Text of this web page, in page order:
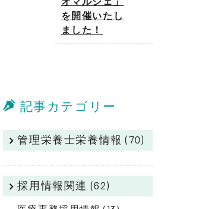
を開催いたし
ました！
記事カテゴリー
管理栄養士栄養情報 (70)
採用情報関連 (62)